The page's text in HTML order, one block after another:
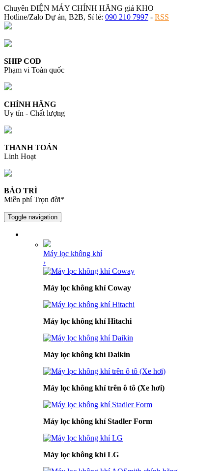
Chuyên ĐIỆN MÁY CHÍNH HÃNG giá KHO
Hotline/Zalo Dự án, B2B, Sỉ lẻ: 090 210 7997 - RSS
SHIP COD
Phạm vi Toàn quốc
CHÍNH HÃNG
Uy tín - Chất lượng
THANH TOÁN
Linh Hoạt
BẢO TRÌ
Miễn phí Trọn đời*
Toggle navigation
Máy lọc không khí
›
Máy lọc không khí Coway
Máy lọc không khí Hitachi
Máy lọc không khí Daikin
Máy lọc không khí trên ô tô (Xe hơi)
Máy lọc không khí Stadler Form
Máy lọc không khí LG